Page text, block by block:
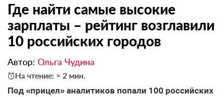
Где найти самые высокие
зарплаты – рейтинг возглавили
10 российских городов
Автор: Ольга Чудина
На чтение: ≈ 2 мин.
Под «прицел» аналитиков попали 100 российских